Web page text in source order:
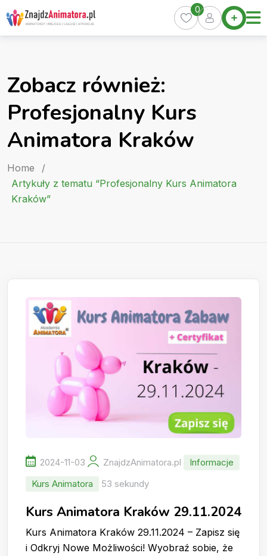
Skip
to
content
Home
Oferty
Kurs
Artykuły
0
Zobacz również:
Profesjonalny Kurs
Animatora Kraków
Home
/
Artykuły z tematu “Profesjonalny Kurs Animatora
Kraków”
2024-11-03 ZnajdzAnimatora.pl
Informacje
Kurs Animatora
53 sekundy
Kurs Animatora Kraków 29.11.2024
Kurs Animatora Kraków 29.11.2024 – Zapisz się
i Odkryj Nowe Możliwości! Wyobraź sobie, że